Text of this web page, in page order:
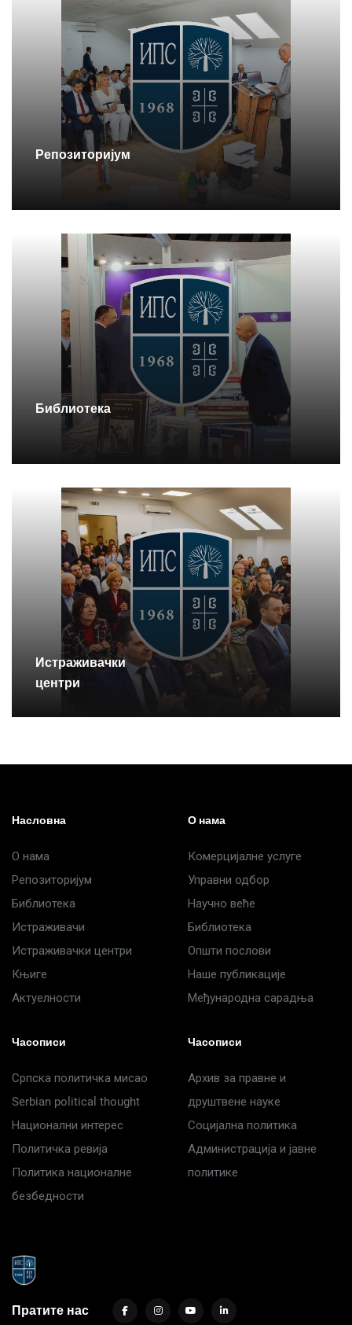
Репозиторијум
Библиотека
Истраживачки
центри
Насловна
О нама
Репозиторијум
Библиотека
Истраживачи
Истраживачки центри
Књиге
Актуелности
О нама
Комерцијалне услуге
Управни одбор
Научно веће
Библиотека
Општи послови
Наше публикације
Међународна сарадња
Часописи
Српска политичка мисао
Serbian political thought
Национални интерес
Политичка ревија
Политика националне
безбедности
Часописи
Архив за правне и
друштвене науке
Социјална политика
Администрација и јавне
политике
Пратите нас